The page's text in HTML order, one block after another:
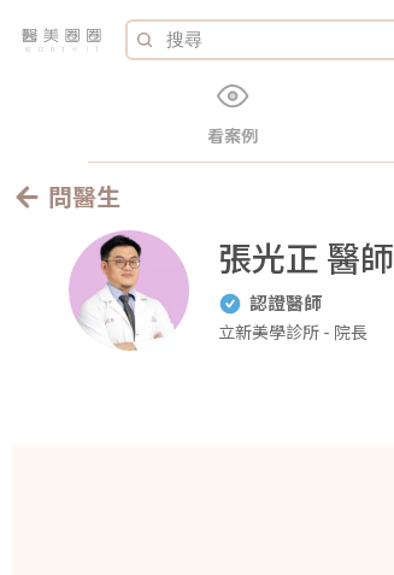
看案例
問醫生
張光正 醫師
認證醫師
立新美學診所 - 院長